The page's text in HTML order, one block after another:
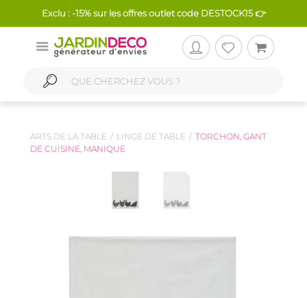
Exclu : -15% sur les offres outlet code DESTOCK15 👉
ARTS DE LA TABLE LINGE DE TABLE
TORCHON, GANT
DE CUISINE, MANIQUE